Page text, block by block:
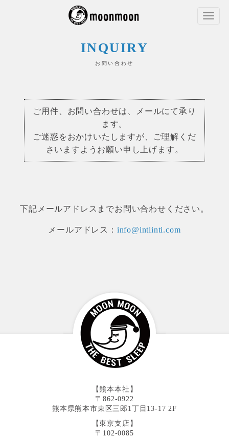
INQUIRY
お問い合わせ
ご用件、お問い合わせは、メールにて承り
ます。
ご迷惑をおかけいたしますが、ご理解くだ
さいますようお願い申し上げます。
下記メールアドレスまでお問い合わせください。
メールアドレス： info@intiinti.com
【熊本本社】
〒862-0922
熊本県熊本市東区三郎1丁目13-17 2F
【東京支店】
〒102-0085